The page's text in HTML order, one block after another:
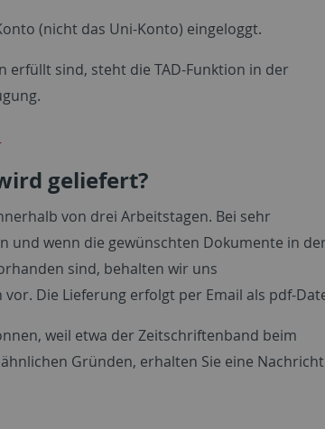
(nicht das Uni-Konto) eingeloggt.
erfüllt sind, steht die TAD-Funktion in der
geliefert?
von drei Arbeitstagen. Bei sehr
und wenn die gewünschten Dokumente in der
sind, behalten wir uns
Die Lieferung erfolgt per Email als pdf-
weil etwa der Zeitschriftenband beim
Gründen, erhalten Sie eine